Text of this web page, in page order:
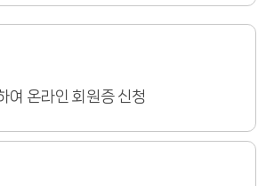
여 온라인 회원증 신청